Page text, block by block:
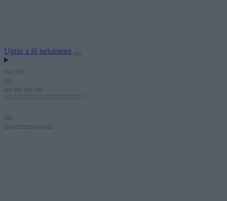
Ugrás a fő tartalomra